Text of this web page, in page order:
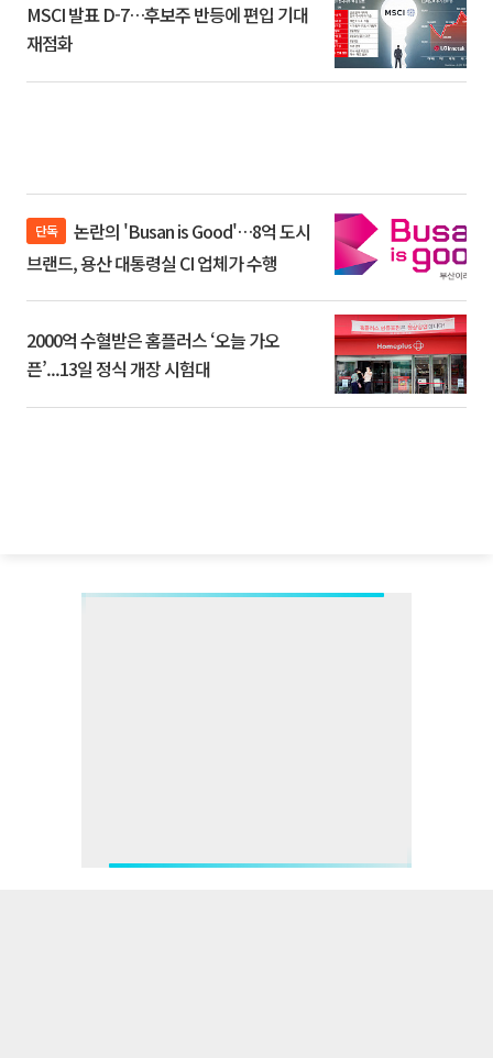
MSCI 발표 D-7…후보주 반등에 편입 기대
재점화
단독
브랜드, 용산 대통령실 CI 업체가 수행
2000억 수혈받은 홈플러스 ‘오늘 가오
픈’...13일 정식 개장 시험대